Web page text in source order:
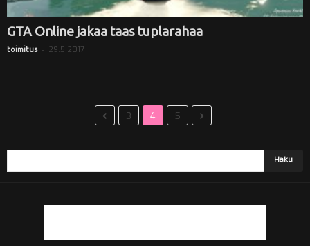
GTA Online jakaa taas tuplarahaa
toimitus - 29.5.2017
3 4 5